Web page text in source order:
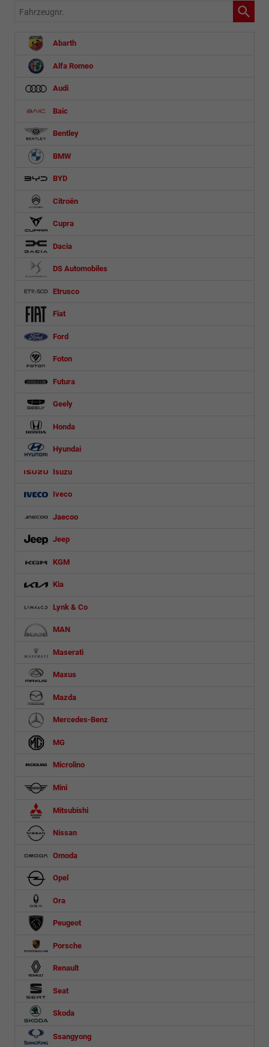
Fahrzeugnr.
Abarth
Alfa Romeo
Audi
Baic
Bentley
BMW
BYD
Citroën
Cupra
Dacia
DS Automobiles
Etrusco
Fiat
Ford
Foton
Futura
Geely
Honda
Hyundai
Isuzu
Iveco
Jaecoo
Jeep
KGM
Kia
Lynk & Co
MAN
Maserati
Maxus
Mazda
Mercedes-Benz
MG
Microlino
Mini
Mitsubishi
Nissan
Omoda
Opel
Ora
Peugeot
Porsche
Renault
Seat
Skoda
Ssangyong